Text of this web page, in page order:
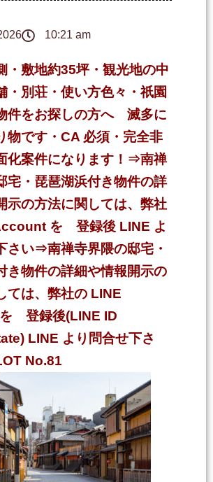
10:21 am
・敷地約35坪・観光地の中
・別荘・使い方色々・祇園
件をお探しの方へ 滅多に
物です・CA 必須・完全非
化案件になります！⇒南禅
宅・琵琶湖浜付き物件の詳
示の方法に関しては、弊社
を 登録後 LINE よ
さい⇒南禅寺界隈の邸宅・
き物件の詳細や情報開示の
ては、弊社の LINE
登録後(LINE ID
LINE より問合せ下さ
No.81